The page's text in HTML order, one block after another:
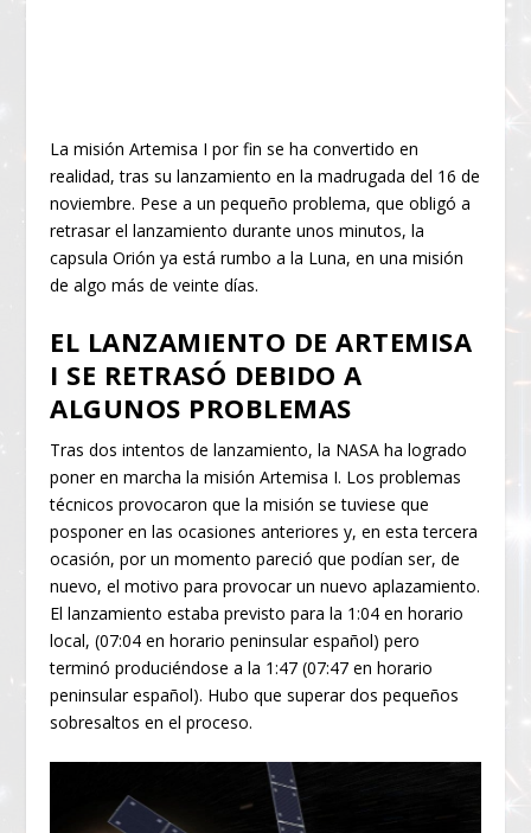
La misión Artemisa I por fin se ha convertido en
realidad, tras su lanzamiento en la madrugada del 16 de
noviembre. Pese a un pequeño problema, que obligó a
retrasar el lanzamiento durante unos minutos, la
capsula Orión ya está rumbo a la Luna, en una misión
de algo más de veinte días.
EL LANZAMIENTO DE ARTEMISA
I SE RETRASÓ DEBIDO A
ALGUNOS PROBLEMAS
Tras dos intentos de lanzamiento, la NASA ha logrado
poner en marcha la misión Artemisa I. Los problemas
técnicos provocaron que la misión se tuviese que
posponer en las ocasiones anteriores y, en esta tercera
ocasión, por un momento pareció que podían ser, de
nuevo, el motivo para provocar un nuevo aplazamiento.
El lanzamiento estaba previsto para la 1:04 en horario
local, (07:04 en horario peninsular español) pero
terminó produciéndose a la 1:47 (07:47 en horario
peninsular español). Hubo que superar dos pequeños
sobresaltos en el proceso.